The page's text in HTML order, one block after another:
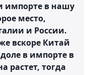
импорте в нашу
место,
и России.
вскоре Китай
в импорте в
растет, тогда